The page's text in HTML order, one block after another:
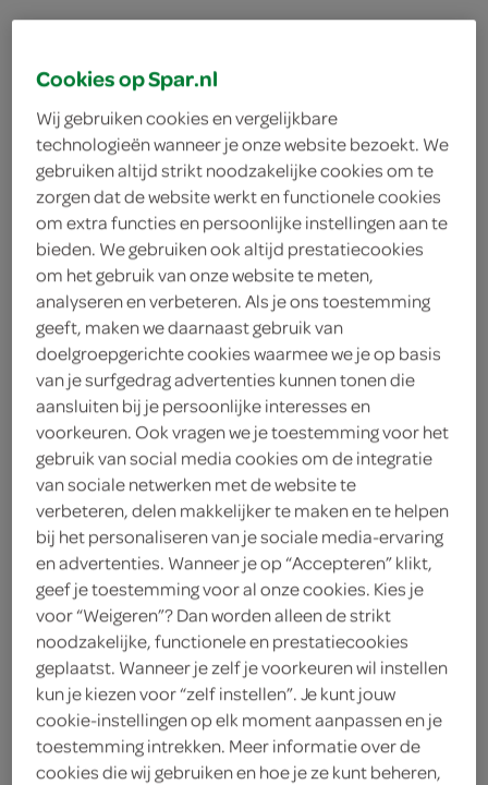
arachideolie voor invetten
150 milliliter melk
8 gram vanillesuiker
50 gram kristalsuiker
150 gram zelfrijzend bakmeel
1 ei
50 gram roomboter
kies je winkel
benodigdheden
wafelijzer
mixer
bereiden
Cookies op Spar.nl
Wij gebruiken cookies en vergelijkbare
technologieën wanneer je onze website bezoekt. We
gebruiken altijd strikt noodzakelijke cookies om te
zorgen dat de website werkt en functionele cookies
om extra functies en persoonlijke instellingen aan te
bieden. We gebruiken ook altijd prestatiecookies
om het gebruik van onze website te meten,
analyseren en verbeteren. Als je ons toestemming
geeft, maken we daarnaast gebruik van
doelgroepgerichte cookies waarmee we je op basis
van je surfgedrag advertenties kunnen tonen die
aansluiten bij je persoonlijke interesses en
voorkeuren. Ook vragen we je toestemming voor het
gebruik van social media cookies om de integratie
van sociale netwerken met de website te
verbeteren, delen makkelijker te maken en te helpen
bij het personaliseren van je sociale media-ervaring
en advertenties. Wanneer je op “Accepteren” klikt,
geef je toestemming voor al onze cookies. Kies je
voor “Weigeren”? Dan worden alleen de strikt
noodzakelijke, functionele en prestatiecookies
geplaatst. Wanneer je zelf je voorkeuren wil instellen
kun je kiezen voor “zelf instellen”. Je kunt jouw
cookie-instellingen op elk moment aanpassen en je
toestemming intrekken. Meer informatie over de
cookies die wij gebruiken en hoe je ze kunt beheren,